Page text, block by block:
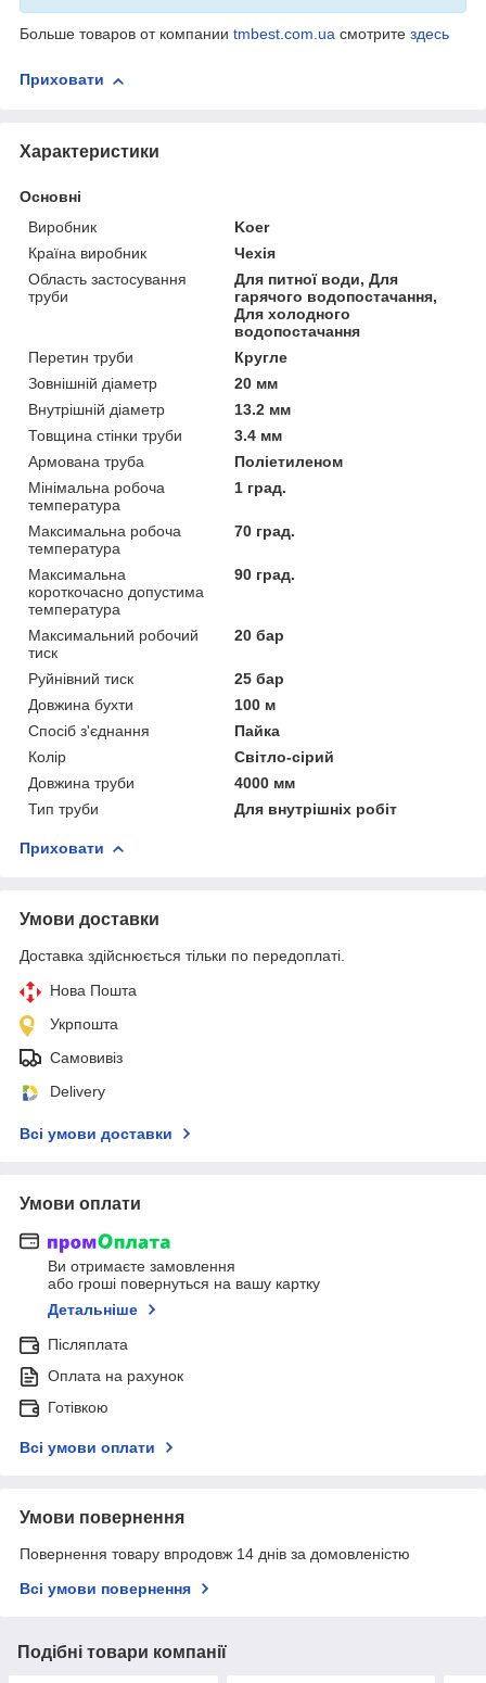
Больше товаров от компании tmbest.com.ua смотрите здесь
Приховати
Характеристики
Основні
Виробник
Koer
Країна виробник
Чехія
Область застосування
труби
Для питної води, Для
гарячого водопостачання,
Для холодного
водопостачання
Перетин труби
Кругле
Зовнішній діаметр
20 мм
Внутрішній діаметр
13.2 мм
Товщина стінки труби
3.4 мм
Армована труба
Поліетиленом
Мінімальна робоча
температура
1 град.
Максимальна робоча
температура
70 град.
Максимальна
короткочасно допустима
температура
90 град.
Максимальний робочий
тиск
20 бар
Руйнівний тиск
25 бар
Довжина бухти
100 м
Спосіб з'єднання
Пайка
Колір
Світло-сірий
Довжина труби
4000 мм
Тип труби
Для внутрішніх робіт
Приховати
Умови доставки
Доставка здійснюється тільки по передоплаті.
Нова Пошта
Укрпошта
Самовивіз
Delivery
Всі умови доставки
Умови оплати
Ви отримаєте замовлення
або гроші повернуться на вашу картку
Детальніше
Післяплата
Оплата на рахунок
Готівкою
Всі умови оплати
Умови повернення
Повернення товару впродовж 14 днів за домовленістю
Всі умови повернення
Подібні товари компанії